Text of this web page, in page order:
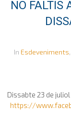
NO FALTIS
In Esdeveniments,
Dissabte 23 de juliol
https://